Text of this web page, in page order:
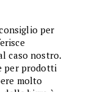
per
caso nostro.
per prodotti
molto